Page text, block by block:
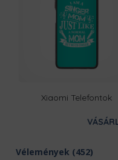
Xiaomi Telefontok
Vélemények (452)